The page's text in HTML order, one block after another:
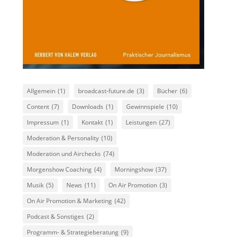
Allgemein (1) broadcast-future.de (3) Bücher (6)
Content (7) Downloads (1) Gewinnspiele (10)
Impressum (1) Kontakt (1) Leistungen (27)
Moderation & Personality (10)
Moderation und Airchecks (74)
Morgenshow Coaching (4) Morningshow (37)
Musik (5) News (11) On Air Promotion (3)
On Air Promotion & Marketing (42)
Podcast & Sonstiges (2)
Programm- & Strategieberatung (9)